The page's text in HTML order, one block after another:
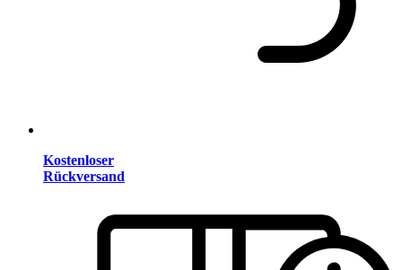
Kostenloser
Rückversand